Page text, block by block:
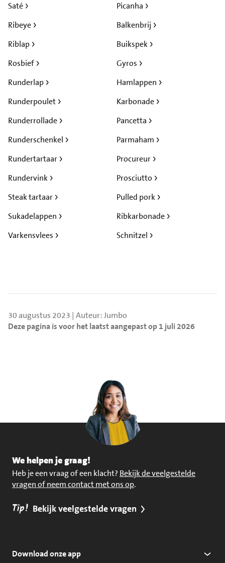
Saté
Picanha
Ribeye
Riblap
Rosbief
Runderlap
Runderpoulet
Runderrollade
Runderschenkel
Rundertartaar
Rundervink
Steak tartaar
Sukadelappen
Varkensvlees
Balkenbrij
Buikspek
Gyros
Hamlappen
Karbonade
Pancetta
Parmaham
Procureur
Prosciutto
Pulled pork
Ribkarbonade
Schnitzel
30 augustus 2023 | Auteur: Jumbo
Deze pagina is voor het laatst aangepast op 1 juli 2026
We helpen je graag!
Heb je een vraag of een klacht? Bekijk de veelgestelde
vragen of neem contact met ons op.
Tip! Bekijk veelgestelde vragen
Download onze app